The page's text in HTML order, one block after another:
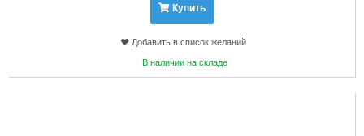
Купить
Добавить в список желаний
В наличии на складе